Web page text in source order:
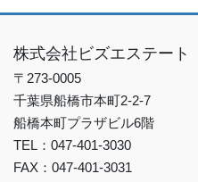
株式会社ビズエステート
〒273-0005
千葉県船橋市本町2-2-7
船橋本町プラザビル6階
TEL：047-401-3030
FAX：047-401-3031